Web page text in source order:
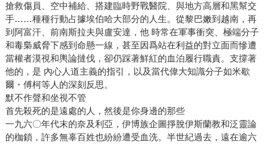
搶救傷員、空中補給、搭建臨時野戰醫院、與地方高層和黑幫交
手……種種行動占據埃伯哈大部分的人生。從黎巴嫩到越南，再
到阿富汗、前南斯拉夫與盧安達，他 時常在軍事衝突、極端分子
和毒梟威脅下感到命懸一線，甚至因爲站在利益的對立面而慘遭
當權者漠視和輿論撻伐，卻仍踩著鮮紅的血泊履行職責。支撐著
他的，是 內心人道主義的指引，以及當代偉大知識分子如米歇
爾・傅柯等人的深刻反思。
默不作聲和坐視不管
首先殺死的是遠處的人，然後是你身邊的那些
一九六〇年代末的奈及利亞，伊博族企圖掙脫伊斯蘭教和泛靈論
的枷鎖，許多無辜百姓也紛紛遭受血洗。半世紀過去，遠在逾六